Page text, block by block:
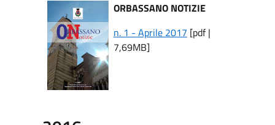
ORBASSANO NOTIZIE
n. 1 - Aprile 2017 [pdf |
7,69MB]